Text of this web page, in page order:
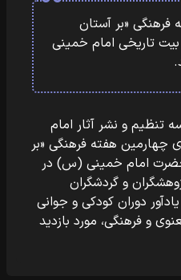
«بر آستان
بیت تاریخی امام خمینی
تنظیم و نشر آثار امام
چهارمین هفته فرهنگی «بر
حضرت امام خمینی (س) در
و گردشگران
دوران کودکی و جوانی
و فرهنگی، مورد بازدید